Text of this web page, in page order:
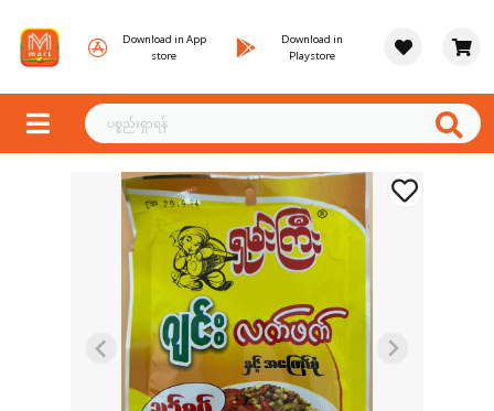
Download in App
store
Download in
Playstore